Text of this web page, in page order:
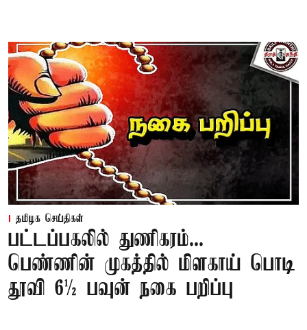
தமிழக செய்திகள்
பட்டப்பகலில் துணிகரம்...
பெண்ணின் முகத்தில் மிளகாய் பொடி
தூவி 6½ பவுன் நகை பறிப்பு